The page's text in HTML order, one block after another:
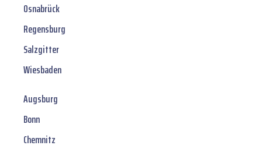
Osnabrück
Regensburg
Salzgitter
Wiesbaden
Augsburg
Bonn
Chemnitz